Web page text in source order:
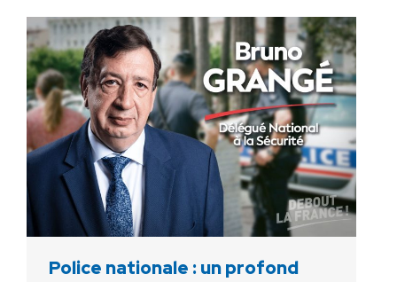
Police nationale : un profond